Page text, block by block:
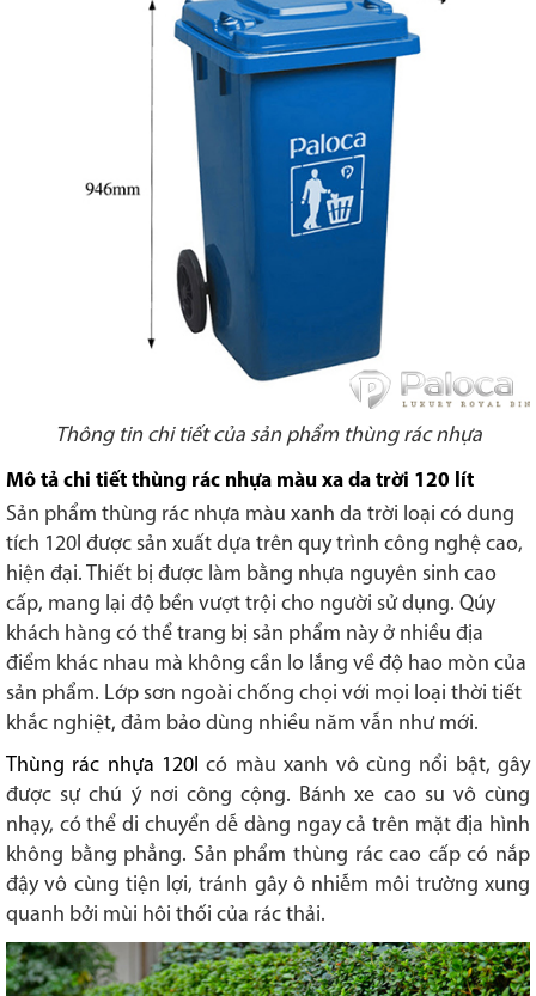
Thông tin chi tiết của sản phẩm thùng rác nhựa
Mô tả chi tiết thùng rác nhựa màu xa da trời 120 lít
Sản phẩm thùng rác nhựa màu xanh da trời loại có dung
tích 120l được sản xuất dựa trên quy trình công nghệ cao,
hiện đại. Thiết bị được làm bằng nhựa nguyên sinh cao
cấp, mang lại độ bền vượt trội cho người sử dụng. Qúy
khách hàng có thể trang bị sản phẩm này ở nhiều địa
điểm khác nhau mà không cần lo lắng về độ hao mòn của
sản phẩm. Lớp sơn ngoài chống chọi với mọi loại thời tiết
khắc nghiệt, đảm bảo dùng nhiều năm vẫn như mới.
Thùng rác nhựa 120l có màu xanh vô cùng nổi bật, gây
được sự chú ý nơi công cộng. Bánh xe cao su vô cùng
nhạy, có thể di chuyển dễ dàng ngay cả trên mặt địa hình
không bằng phẳng. Sản phẩm thùng rác cao cấp có nắp
đậy vô cùng tiện lợi, tránh gây ô nhiễm môi trường xung
quanh bởi mùi hôi thối của rác thải.